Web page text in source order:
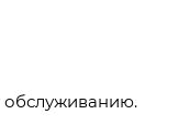
обслуживанию.